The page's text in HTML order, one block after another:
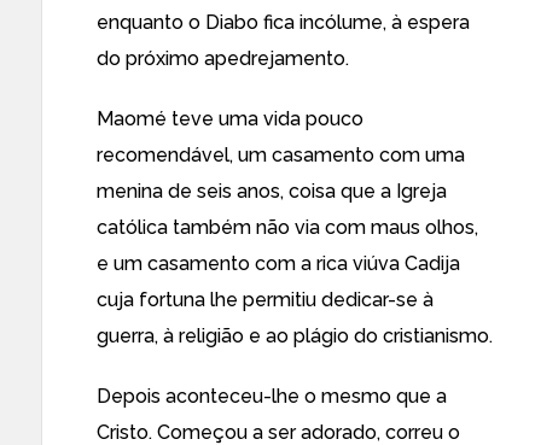
enquanto o Diabo fica incólume, à espera
do próximo apedrejamento.
Maomé teve uma vida pouco
recomendável, um casamento com uma
menina de seis anos, coisa que a Igreja
católica também não via com maus olhos,
e um casamento com a rica viúva Cadija
cuja fortuna lhe permitiu dedicar-se à
guerra, à religião e ao plágio do cristianismo.
Depois aconteceu-lhe o mesmo que a
Cristo. Começou a ser adorado, correu o